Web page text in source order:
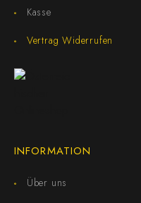
Kasse
Vertrag Widerrufen
INFORMATION
Über uns